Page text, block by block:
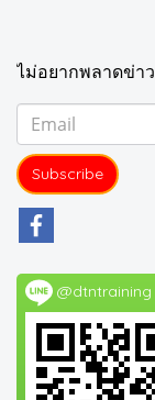
ไม่อยากพลาดข่า
Subscribe
@dtntraining